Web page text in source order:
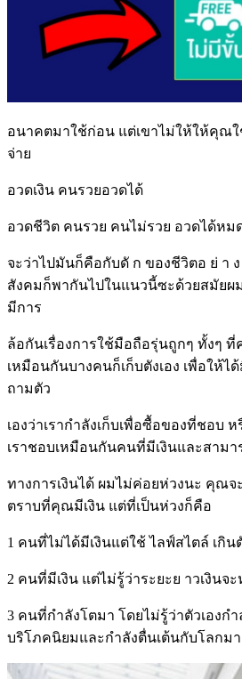
อนาคตมาใช้ก่อน แต่เขาไม่ให้ให้คุณ
จ่าย
อวดเงิน คนรวยอวดได้
อวดชีวิต คนรวย คนไม่รวย อวดได้หม
จะว่าไปมันก็คือกับดั ก ของชีวิตอ ย่ า
สังคมก็พากันไปในแนวนี้ซะด้วยสมัยผ
มีการ
ล้อกันเรื่องการใช้มือถือรุ่นถูกๆ ทั้งๆ
เหมือนกันบางคนก็เก็บตังเอง เพื่อให้
ถามตัว
เองว่าเรากำลังเก็บเพื่อซื้อของที่ชอบ
เราชอบเหมือนกันคนที่มีเงินและสาม
ทางการเงินได้ ผมไม่ค่อยห่วงนะ คุณจ
ตราบที่คุณมีเงิน แต่ที่เป็นห่วงก็คือ
1 คนที่ไม่ได้มีเงินแต่ใช้ ไลฟ์สไตล์ เกิน
2 คนที่มีเงิน แต่ไม่รู้ว่าระยะย าวเงินจ
3 คนที่กำลังโตมา โดยไม่รู้ว่าตัวเองก
บริโภคนิยมและกำลังตื่นเต้นกับโลกม